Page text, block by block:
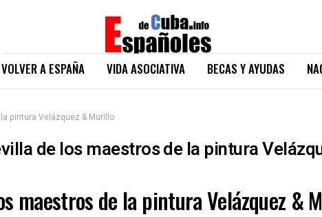
VOLVER A ESPAÑA VIDA ASOCIATIVA BECAS Y AYUDAS
pintura Velázquez & Murillo
de los maestros de la pintura
maestros de la pintura Velázquez &